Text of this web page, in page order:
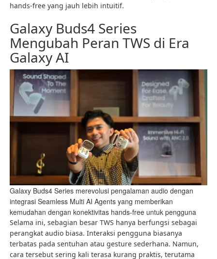
hands-free yang jauh lebih intuitif.
Galaxy Buds4 Series
Mengubah Peran TWS di Era
Galaxy AI
Galaxy Buds4 Series merevolusi pengalaman audio dengan
integrasi Seamless Multi AI Agents yang memberikan
kemudahan dengan konektivitas hands-free untuk pengguna
Selama ini, sebagian besar TWS hanya berfungsi sebagai
perangkat audio biasa. Interaksi pengguna biasanya
terbatas pada sentuhan atau gesture sederhana. Namun,
cara tersebut sering kali terasa kurang praktis, terutama